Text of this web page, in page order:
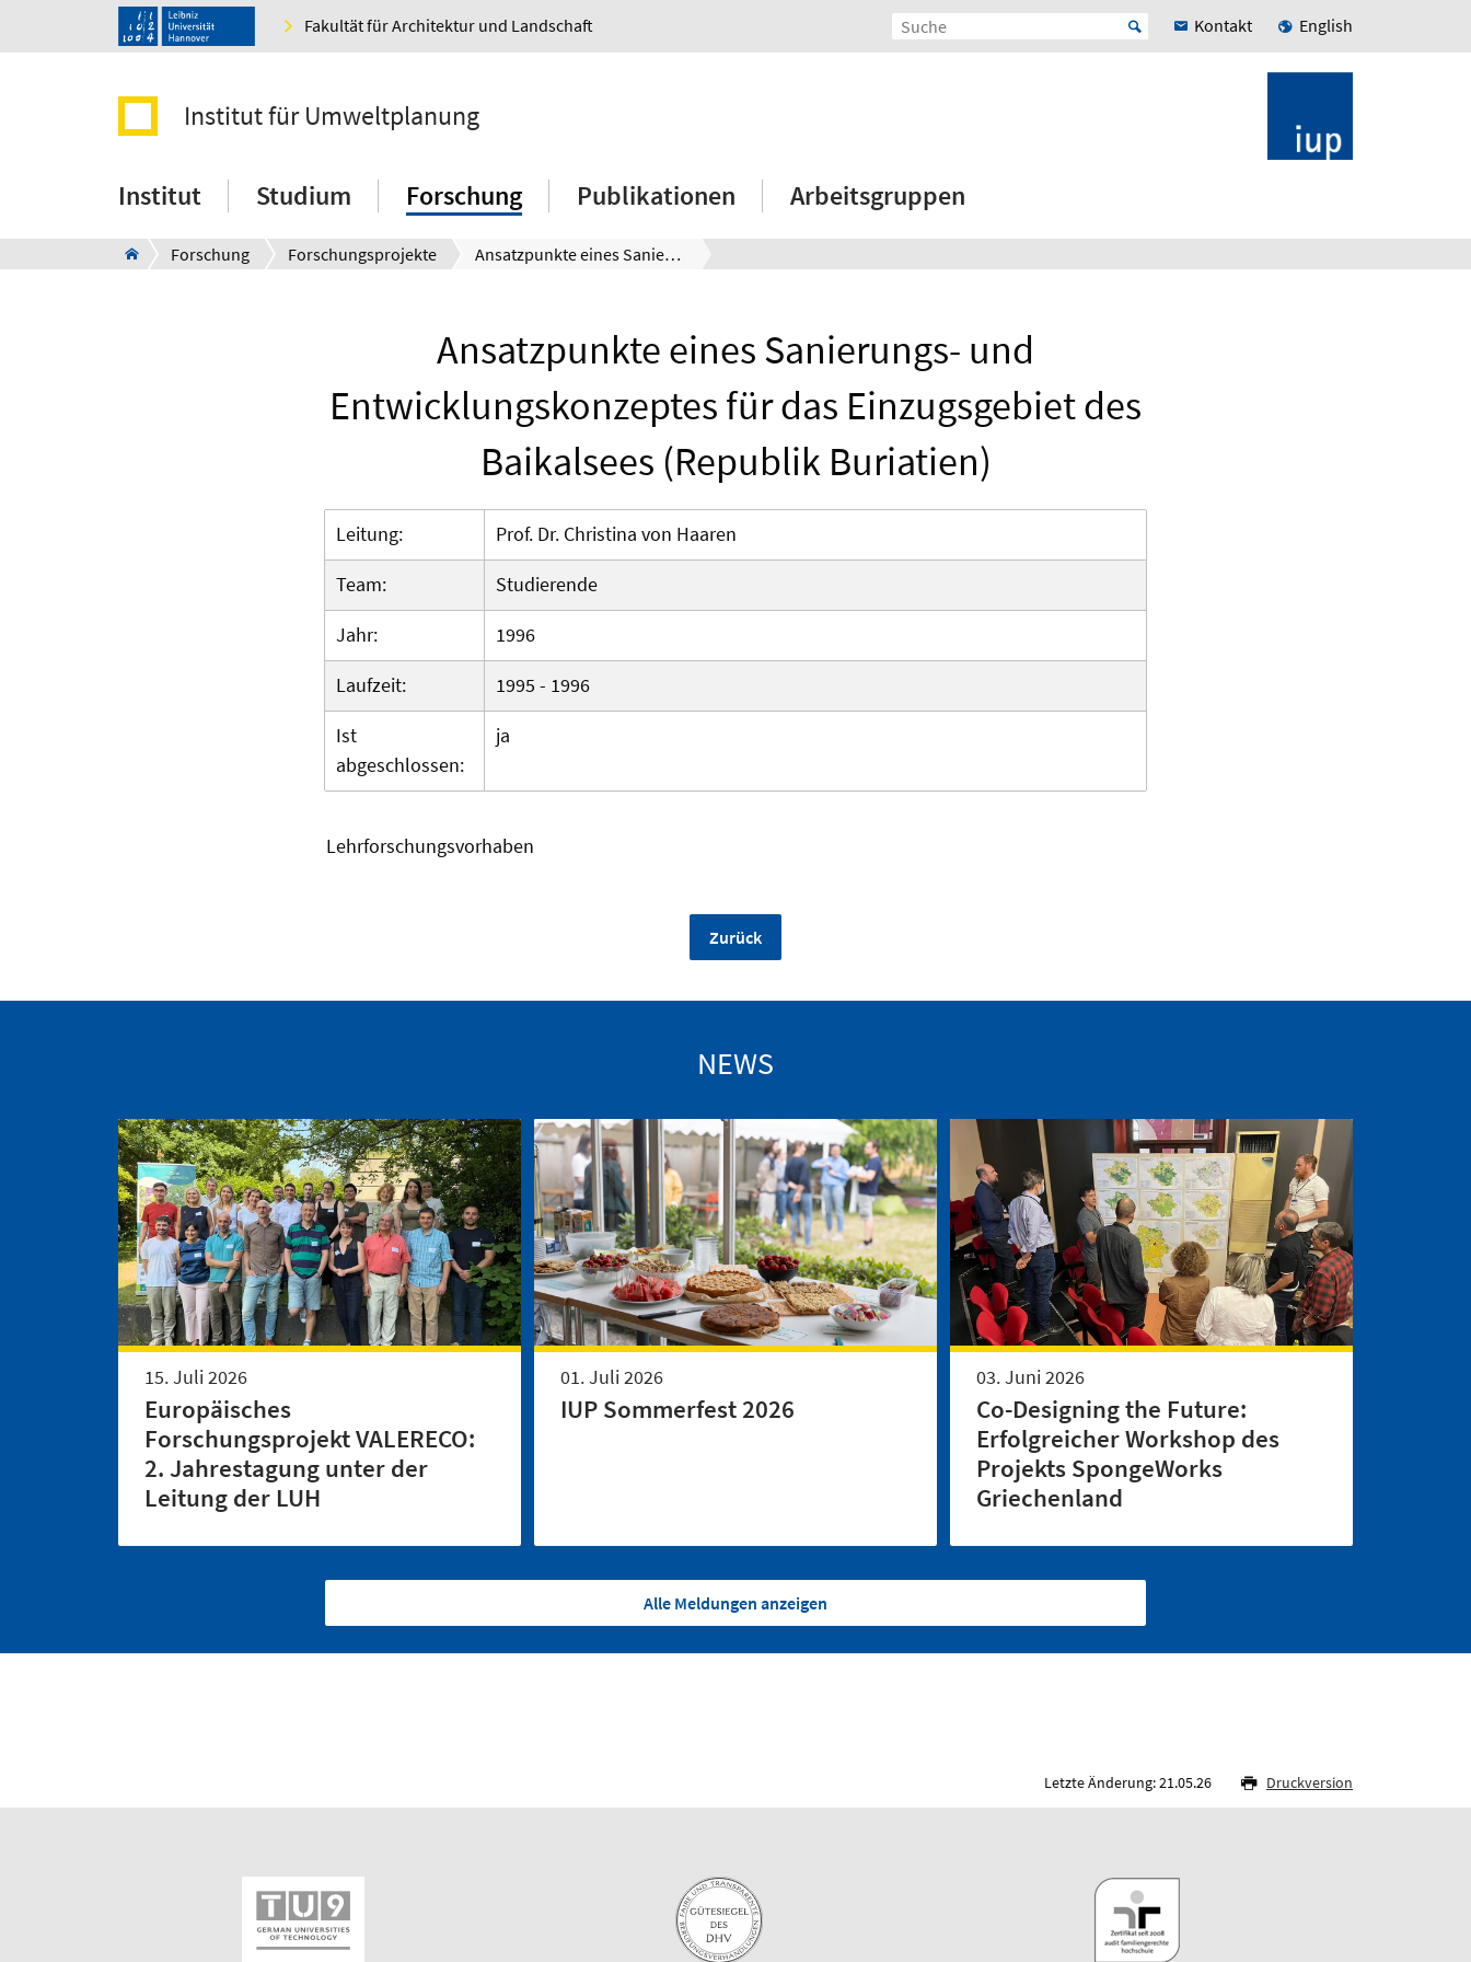
Fakultät für Architektur und Landschaft Kontakt English
Institut für Umweltplanung
Institut Studium Forschung Publikationen Arbeitsgruppen
Forschung Forschungsprojekte Ansatzpunkte eines Sanierungs- und Entwicklungskonzeptes für das Einzugsgebiet des Baikalsees (Republik Buriatien)
Ansatzpunkte eines Sanierungs- und
Entwicklungskonzeptes für das Einzugsgebiet des
Baikalsees (Republik Buriatien)
Leitung:
Prof. Dr. Christina von Haaren
Team:
Studierende
Jahr:
1996
Laufzeit:
1995 - 1996
Ist
abgeschlossen:
ja
Lehrforschungsvorhaben
Zurück
NEWS
15. Juli 2026
Europäisches
Forschungsprojekt VALERECO:
2. Jahrestagung unter der
Leitung der LUH
01. Juli 2026
IUP Sommerfest 2026
03. Juni 2026
Co-Designing the Future:
Erfolgreicher Workshop des
Projekts SpongeWorks
Griechenland
Alle Meldungen anzeigen
Letzte Änderung: 21.05.26 Druckversion